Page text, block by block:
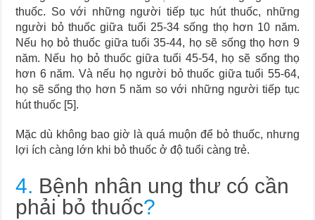
thuốc. So với những người tiếp tục hút thuốc, những
người bỏ thuốc giữa tuổi 25-34 sống thọ hơn 10 năm.
Nếu họ bỏ thuốc giữa tuổi 35-44, họ sẽ sống thọ hơn 9
năm. Nếu họ bỏ thuốc giữa tuổi 45-54, họ sẽ sống thọ
hơn 6 năm. Và nếu họ người bỏ thuốc giữa tuổi 55-64,
họ sẽ sống thọ hơn 5 năm so với những người tiếp tục
hút thuốc [5].
Mặc dù không bao giờ là quá muộn để bỏ thuốc, nhưng
lợi ích càng lớn khi bỏ thuốc ở độ tuổi càng trẻ.
4. Bệnh nhân ung thư có cần
phải bỏ thuốc?